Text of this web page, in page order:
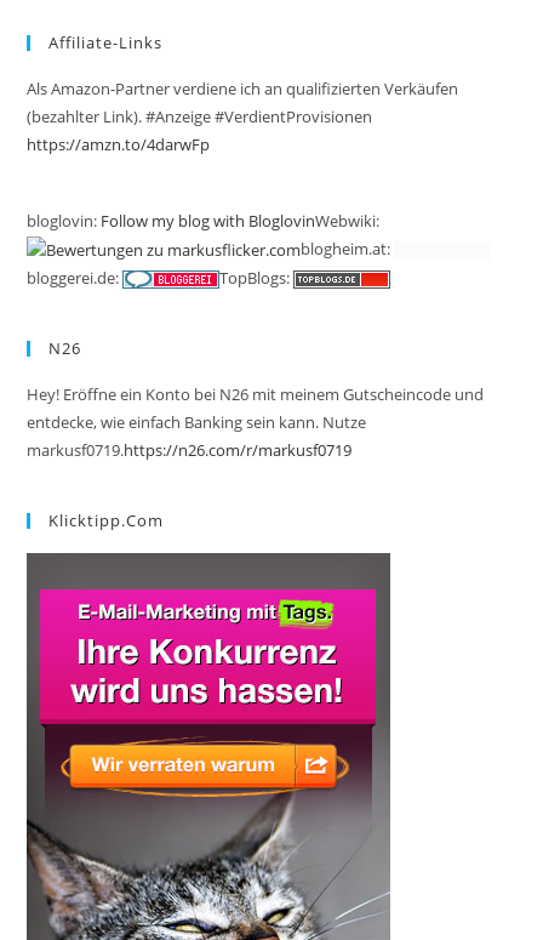
Affiliate-Links
Als Amazon-Partner verdiene ich an qualifizierten Verkäufen
(bezahlter Link). #Anzeige #VerdientProvisionen
https://amzn.to/4darwFp
bloglovin: Follow my blog with BloglovinWebwiki:
blogheim.at:
bloggerei.de:
TopBlogs:
N26
Hey! Eröffne ein Konto bei N26 mit meinem Gutscheincode und
entdecke, wie einfach Banking sein kann. Nutze
markusf0719.https://n26.com/r/markusf0719
Klicktipp.com